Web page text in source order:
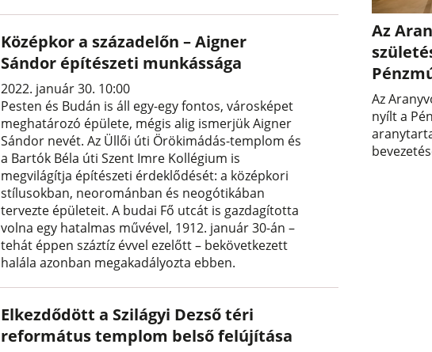
Középkor a századelőn – Aigner
Sándor építészeti munkássága
2022. január 30. 10:00
Pesten és Budán is áll egy-egy fontos, városképet
meghatározó épülete, mégis alig ismerjük Aigner
Sándor nevét. Az Üllői úti Örökimádás-templom és
a Bartók Béla úti Szent Imre Kollégium is
megvilágítja építészeti érdeklődését: a középkori
stílusokban, neorománban és neogótikában
tervezte épületeit. A budai Fő utcát is gazdagította
volna egy hatalmas művével, 1912. január 30-án –
tehát éppen száztíz évvel ezelőtt – bekövetkezett
halála azonban megakadályozta ebben.
Elkezdődött a Szilágyi Dezső téri
református templom belső felújítása
Az
Az
nyílt a